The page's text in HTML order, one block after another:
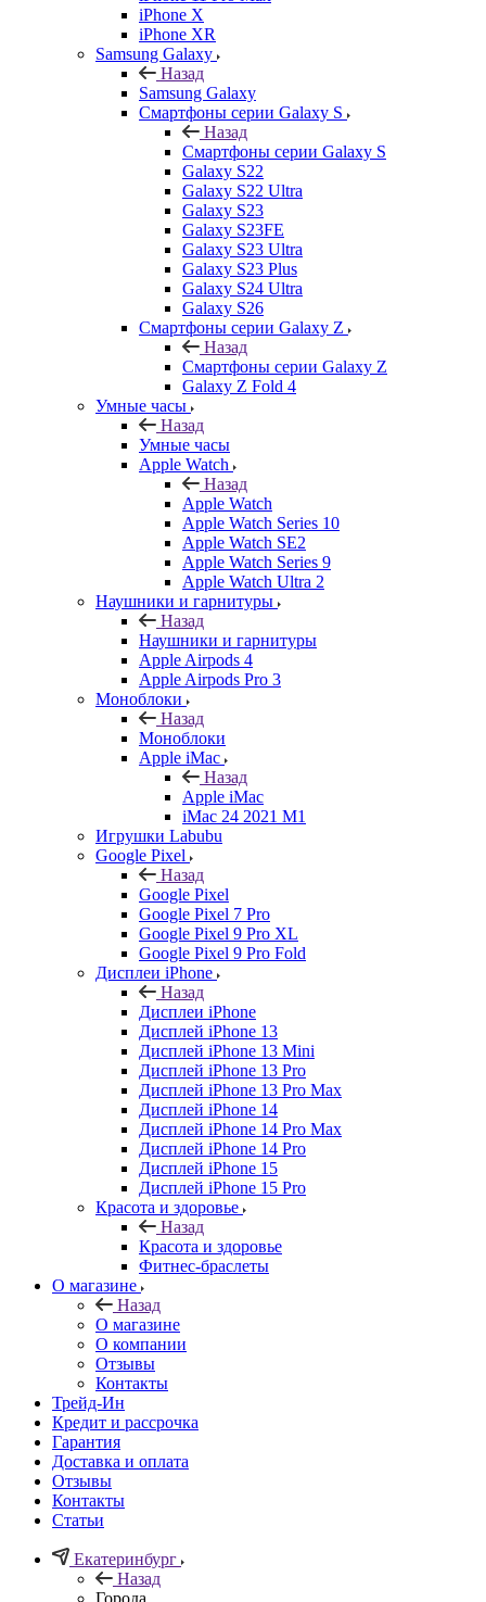
iPhone X
iPhone XR
Samsung Galaxy
Назад
Samsung Galaxy
Смартфоны серии Galaxy S
Назад
Смартфоны серии Galaxy S
Galaxy S22
Galaxy S22 Ultra
Galaxy S23
Galaxy S23FE
Galaxy S23 Ultra
Galaxy S23 Plus
Galaxy S24 Ultra
Galaxy S26
Смартфоны серии Galaxy Z
Назад
Смартфоны серии Galaxy Z
Galaxy Z Fold 4
Умные часы
Назад
Умные часы
Apple Watch
Назад
Apple Watch
Apple Watch Series 10
Apple Watch SE2
Apple Watch Series 9
Apple Watch Ultra 2
Наушники и гарнитуры
Назад
Наушники и гарнитуры
Apple Airpods 4
Apple Airpods Pro 3
Моноблоки
Назад
Моноблоки
Apple iMac
Назад
Apple iMac
iMac 24 2021 M1
Игрушки Labubu
Google Pixel
Назад
Google Pixel
Google Pixel 7 Pro
Google Pixel 9 Pro XL
Google Pixel 9 Pro Fold
Дисплеи iPhone
Назад
Дисплеи iPhone
Дисплей iPhone 13
Дисплей iPhone 13 Mini
Дисплей iPhone 13 Pro
Дисплей iPhone 13 Pro Max
Дисплей iPhone 14
Дисплей iPhone 14 Pro Max
Дисплей iPhone 14 Pro
Дисплей iPhone 15
Дисплей iPhone 15 Pro
Красота и здоровье
Назад
Красота и здоровье
Фитнес-браслеты
О магазине
Назад
О магазине
О компании
Отзывы
Контакты
Трейд-Ин
Кредит и рассрочка
Гарантия
Доставка и оплата
Отзывы
Контакты
Статьи
Екатеринбург
Назад
Города